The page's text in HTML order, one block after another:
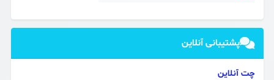
پشتیبانی آنلاین
چت آنلاین